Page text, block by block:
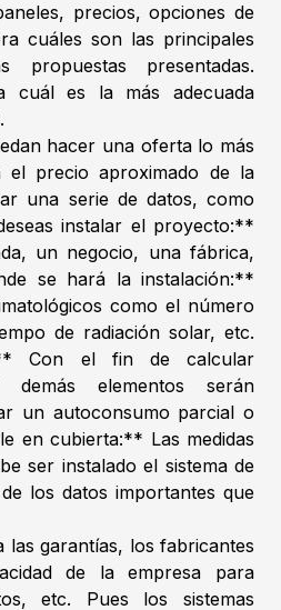
precios, opciones de
cuáles son las principales
propuestas presentadas.
cuál es la más adecuada
hacer una oferta lo más
el precio aproximado de la
una serie de datos, como
instalar el proyecto:**
un negocio, una fábrica,
se hará la instalación:**
como el número
de radiación solar, etc.
Con el fin de calcular
elementos serán
un autoconsumo parcial o
en cubierta:** Las medidas
ser instalado el sistema de
los datos importantes que
las garantías, los fabricantes
de la empresa para
etc. Pues los sistemas